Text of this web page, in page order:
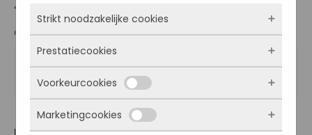
Turbo-charge je website met
deze tips & trucs!
Techniek|Webmasters
Strikt noodzakelijke cookies
Deze cookies zorgen ervoor dat de website
überhaupt werkt. Ze zijn dus altijd actief en
kunnen niet worden uitgezet. Meestal worden
ze alleen geplaatst als jij iets doet, zoals
inloggen, een formulier invullen of je
Prestatiecookies
Met deze cookies zien we hoe vaak onze site
bezocht wordt, waar bezoekers vandaan
komen en welke pagina’s populair zijn. Zo
Voorkeurcookies
Deze cookies onthouden jouw voorkeuren.
Marketingcookies